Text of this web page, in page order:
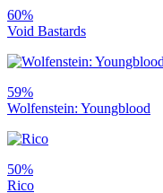
60%
Void Bastards
59%
Wolfenstein: Youngblood
50%
Rico